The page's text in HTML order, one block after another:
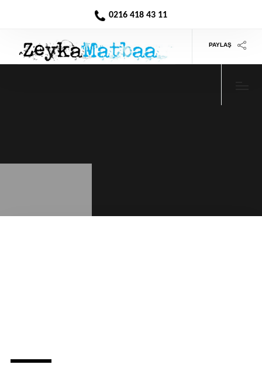
0216 418 43 11
PAYLAŞ